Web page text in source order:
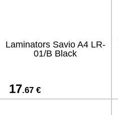
Laminators Savio A4 LR-
01/B Black
17.67 €